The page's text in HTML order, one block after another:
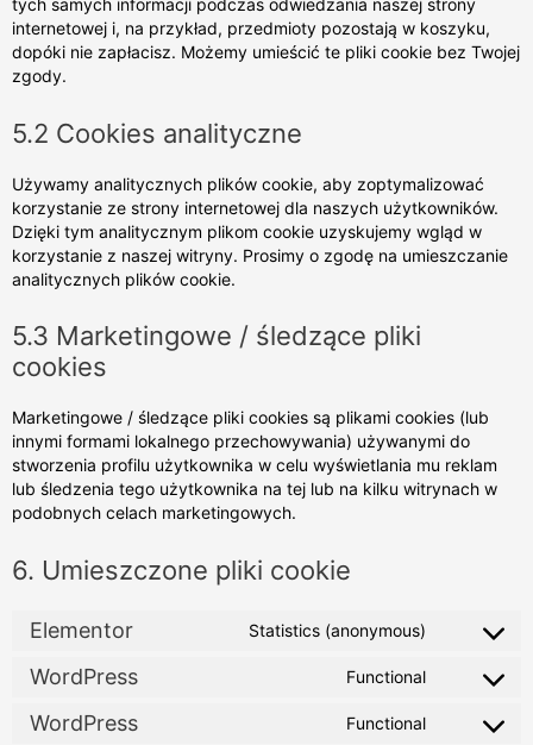
tych samych informacji podczas odwiedzania naszej strony
internetowej i, na przykład, przedmioty pozostają w koszyku,
dopóki nie zapłacisz. Możemy umieścić te pliki cookie bez Twojej
zgody.
5.2 Cookies analityczne
Używamy analitycznych plików cookie, aby zoptymalizować
korzystanie ze strony internetowej dla naszych użytkowników.
Dzięki tym analitycznym plikom cookie uzyskujemy wgląd w
korzystanie z naszej witryny. Prosimy o zgodę na umieszczanie
analitycznych plików cookie.
5.3 Marketingowe / śledzące pliki
cookies
Marketingowe / śledzące pliki cookies są plikami cookies (lub
innymi formami lokalnego przechowywania) używanymi do
stworzenia profilu użytkownika w celu wyświetlania mu reklam
lub śledzenia tego użytkownika na tej lub na kilku witrynach w
podobnych celach marketingowych.
6. Umieszczone pliki cookie
Elementor Statistics (anonymous)
WordPress Functional
WordPress Functional